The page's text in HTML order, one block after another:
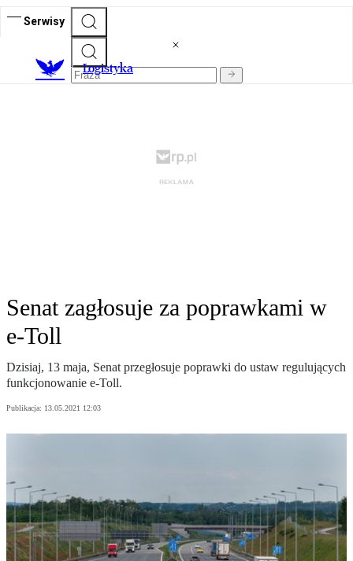
Serwisy
Logistyka
Senat zagłosuje za poprawkami w
e-Toll
Dzisiaj, 13 maja, Senat przegłosuje poprawki do ustaw regulujących
funkcjonowanie e-Toll.
Publikacja: 13.05.2021 12:03